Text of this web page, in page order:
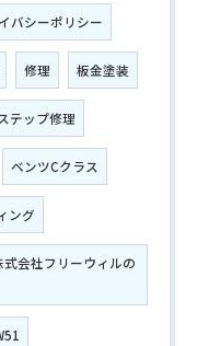
バシーポリシー
修理 板金塗装
ステップ修理
ベンツCクラス
ング
会社フリーウィルの